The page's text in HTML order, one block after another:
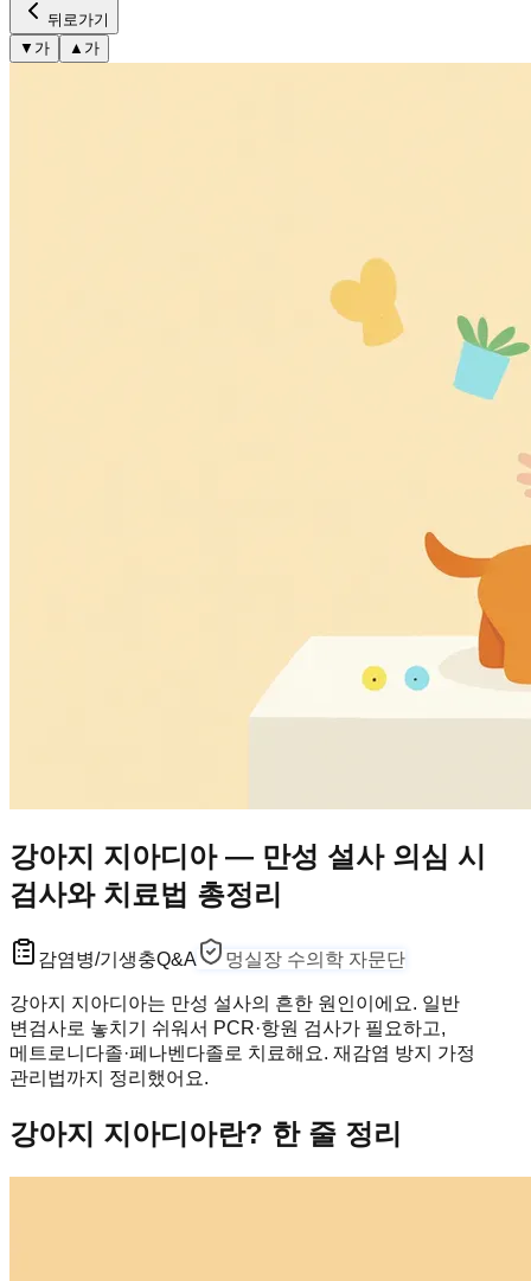
뒤로가기
▼ 가 ▲ 가
강아지 지아디아 — 만성 설사 의심 시
검사와 치료법 총정리
감염병/기생충Q&A 멍실장 수의학 자문단
강아지 지아디아는 만성 설사의 흔한 원인이에요. 일반
변검사로 놓치기 쉬워서 PCR·항원 검사가 필요하고,
메트로니다졸·페나벤다졸로 치료해요. 재감염 방지 가정
관리법까지 정리했어요.
강아지 지아디아란? 한 줄 정리